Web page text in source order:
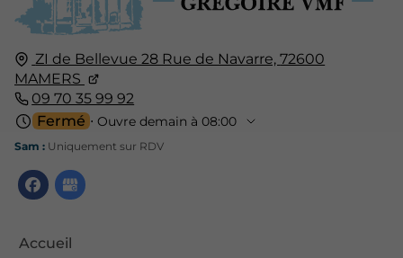
ZI de Bellevue 28 Rue de Navarre,72600
MAMERS
09 70 35 99 92
Fermé ⋅ Ouvre demain à 08:00
Sam : Uniquement sur RDV
Accueil